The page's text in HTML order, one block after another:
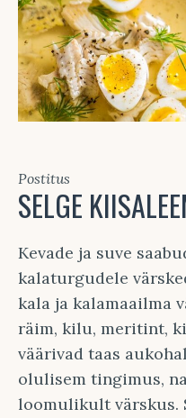
Postitus
SELGE
Kevade ja suve
kalaturgudele
kala ja kalamaailma
räim, kilu, meritint,
väärivad taas
olulisem tingimus,
loomulikult värskus.